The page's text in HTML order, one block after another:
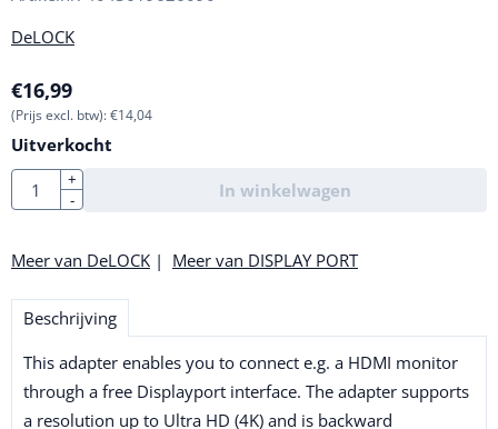
DeLOCK
€16,99
(Prijs excl. btw):€14,04
Uitverkocht
Aantal
+
-
In winkelwagen
Meer van DeLOCK | Meer van DISPLAY PORT
Beschrijving
This adapter enables you to connect e.g. a HDMI monitor
through a free Displayport interface. The adapter supports
a resolution up to Ultra HD (4K) and is backward